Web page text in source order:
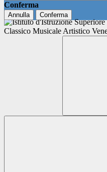
Conferma
Annulla Conferma